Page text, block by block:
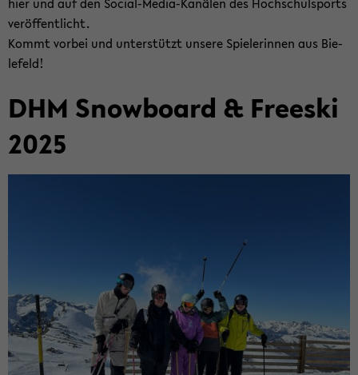
ver­öf­fent­licht.
Kommt vor­bei und un­ter­stützt un­se­re Spie­le­rin­nen aus Bie­
le­feld!
DHM Snow­board & Free­ski
2025